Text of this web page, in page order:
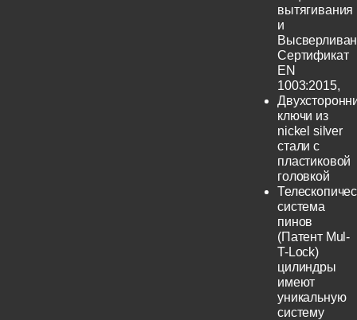
вытягивания
и
Сертификат
EN
1003:2015,
ключи из
nickel silver
стали с
пластиковой
головкой
система
пинов
(Патент Mul-
T-Lock)
цилиндры
имеют
уникальную
систему